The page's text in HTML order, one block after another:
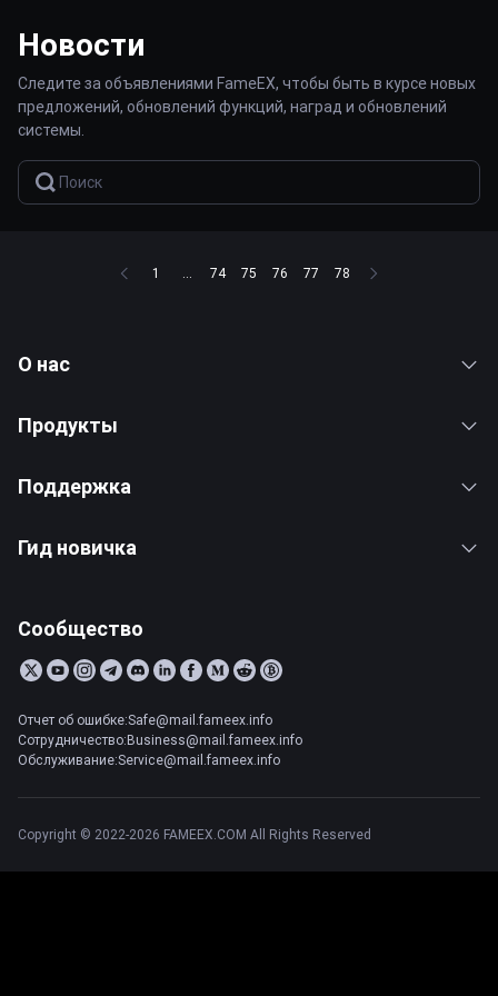
Новости
Следите за объявлениями FameEX, чтобы быть в курсе новых
предложений, обновлений функций, наград и обновлений
системы.
1 ... 74 75 76 77 78
О нас
Продукты
Поддержка
Гид новичка
Сообщество
Отчет об ошибке:Safe@mail.fameex.info
Сотрудничество:Business@mail.fameex.info
Обслуживание:Service@mail.fameex.info
Copyright © 2022-2026 FAMEEX.COM All Rights Reserved